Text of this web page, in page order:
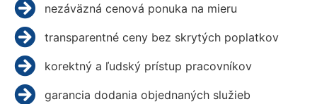
nezáväzná cenová ponuka na mieru
transparentné ceny bez skrytých poplatkov
korektný a ľudský prístup pracovníkov
garancia dodania objednaných služieb